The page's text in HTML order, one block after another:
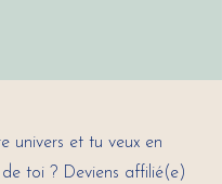
univers et tu veux en
toi ? Deviens affilié(e)